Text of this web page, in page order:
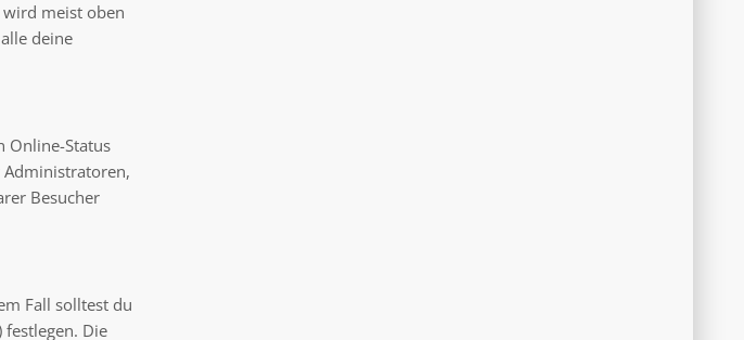
wird meist oben
deine
Online-Status
Administratoren,
Besucher
Fall solltest du
festlegen. Die